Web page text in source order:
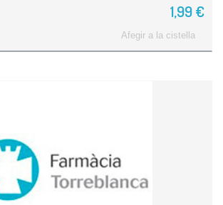
1,99 €
Afegir a la cistella